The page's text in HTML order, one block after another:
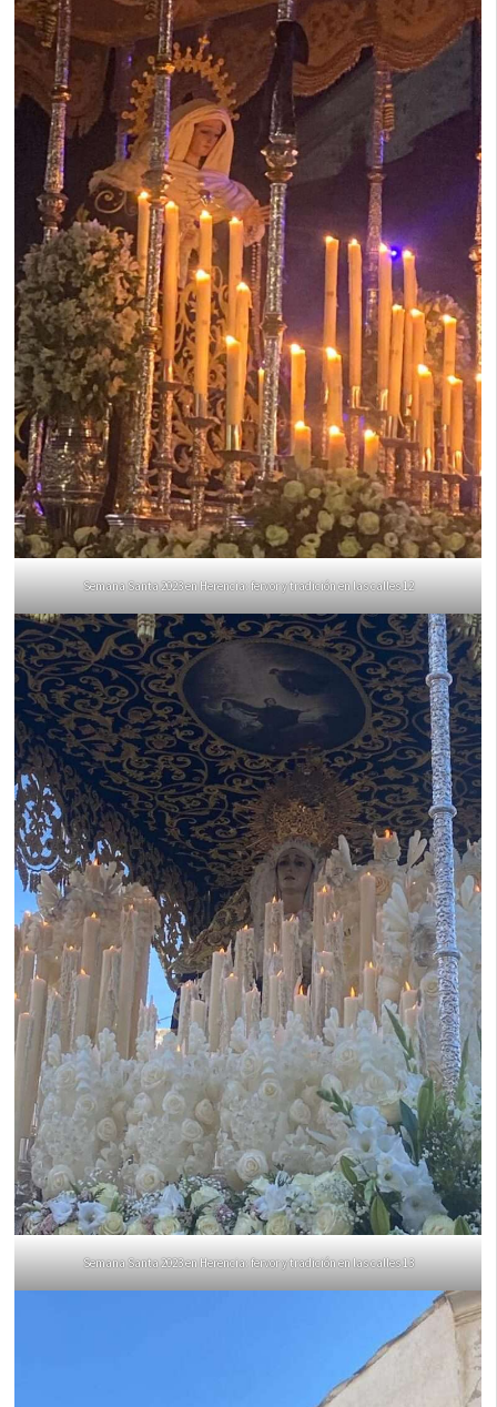
Semana Santa 2023 en Herencia: fervor y tradición en las calles 12
Semana Santa 2023 en Herencia: fervor y tradición en las calles 13